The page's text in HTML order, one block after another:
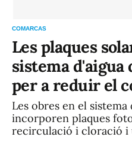
COMARCAS
Les plaques
sistema d'aigua
per a reduir el
Les obres en el
incorporen plaques
recirculació i cloració i